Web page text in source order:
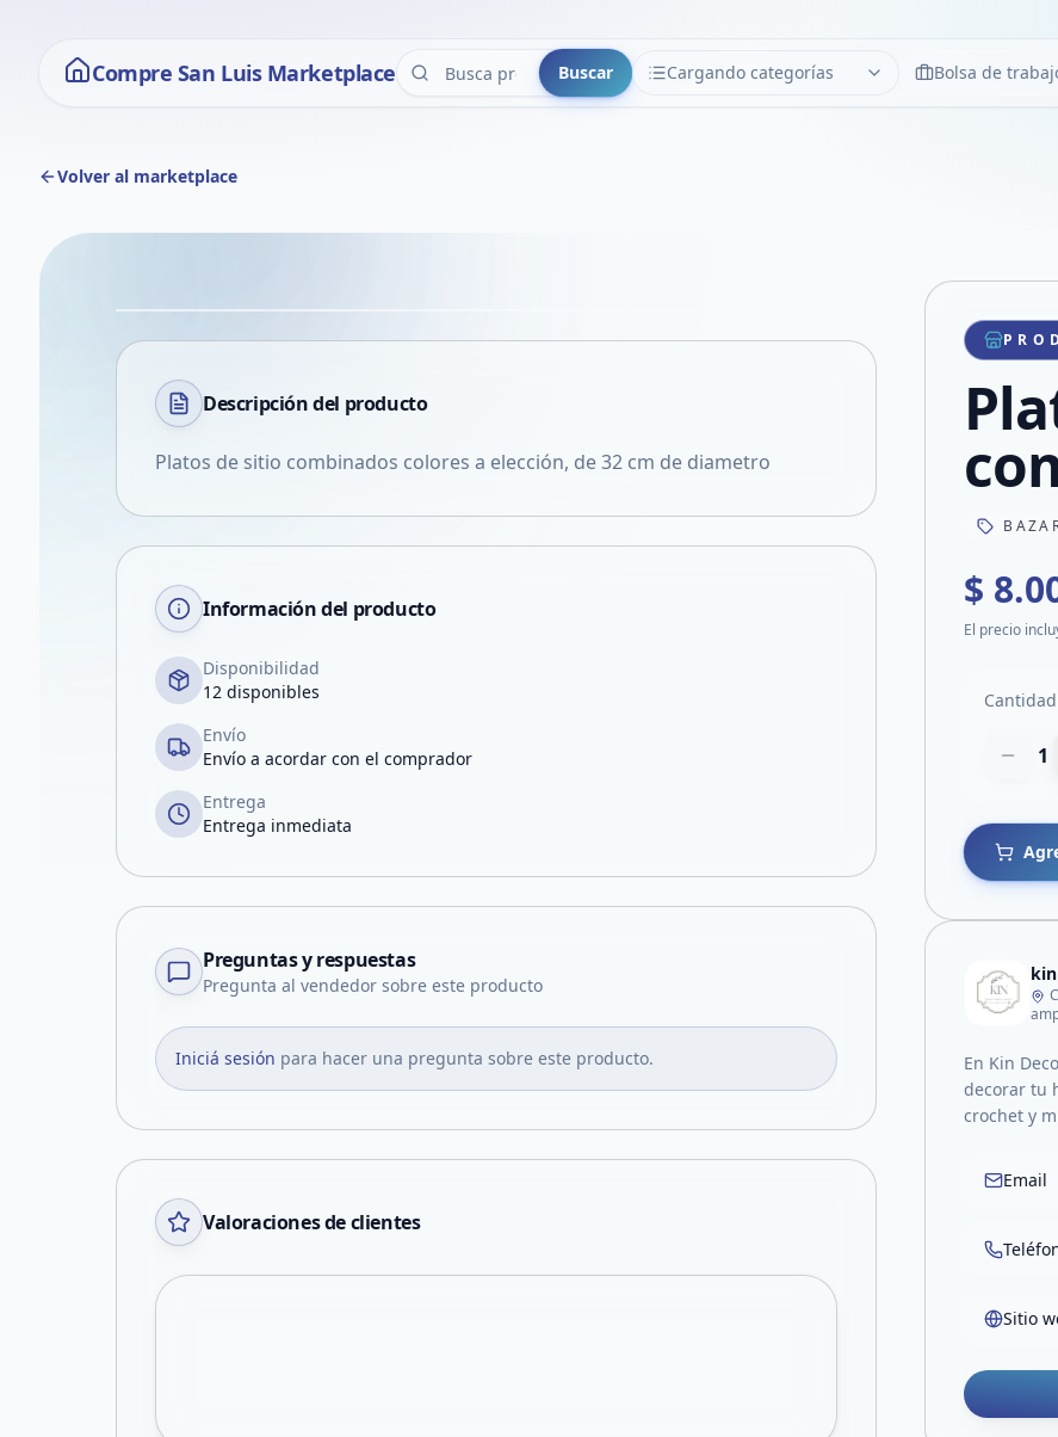
Compre San Luis Marketplace Buscar Cargando categorías
CATEGORÍAS LimpiarBolsa de
Volver al marketplace
VER EN PANTALLA COMPLETA
Compartir producto
Compartir por WhatsApp
Compartir por mail
Compartir en Facebook
Compartir en X
Descripción del producto
Platos de sitio combinados colores a elección, de 32 cm de diametro
Información del producto
Disponibilidad
12 disponibles
Envío
Envío a acordar con el comprador
Entrega
Entrega inmediata
Preguntas y respuestas
Pregunta al vendedor sobre este producto
Iniciá sesión para hacer una pregunta sobre este producto.
Valoraciones de clientes
$
El precio
Cantidad
1
En Kin
decorar tu
crochet y
Email
Sitio